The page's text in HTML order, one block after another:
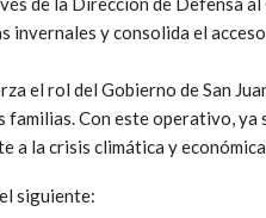
invernales y consolida el
el rol del Gobierno de San
familias. Con este operativo,
a la crisis climática y
siguiente: